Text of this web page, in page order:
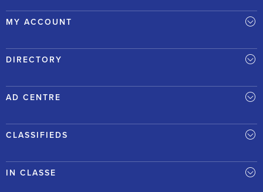
MY ACCOUNT
DIRECTORY
AD CENTRE
CLASSIFIEDS
IN CLASSE